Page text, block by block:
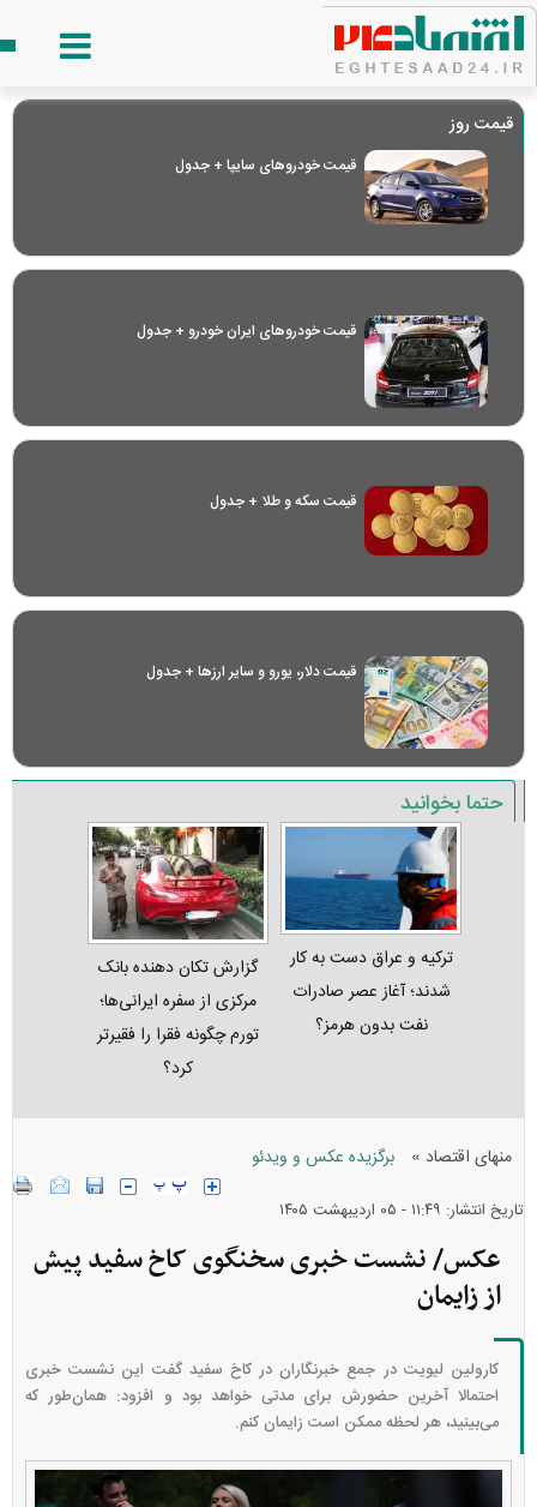
قیمت روز
قیمت خودرو‌های سایپا + جدول
قیمت خودرو‌های ایران خودرو + جدول
قیمت سکه و طلا + جدول
قیمت دلار، یورو و سایر ارز‌ها + جدول
حتما بخوانید
ترکیه و عراق دست به کار
شدند؛ آغاز عصر صادرات
نفت بدون هرمز؟
گزارش تکان‌ دهنده بانک
مرکزی از سفره ایرانی‌ها؛
تورم چگونه فقرا را فقیرتر
کرد؟
منهای اقتصاد » برگزیده عکس و ویدئو
تاریخ انتشار: ۱۱:۴۹ - ۰۵ ارديبهشت ۱۴۰۵
عکس/ نشست خبری سخنگوی کاخ سفید پیش
از زایمان
کارولین لیویت در جمع خبرنگاران در کاخ سفید گفت این نشست خبری
احتمالا آخرین حضورش برای مدتی خواهد بود و افزود: همان‌طور که
می‌بینید، هر لحظه ممکن است زایمان کنم.